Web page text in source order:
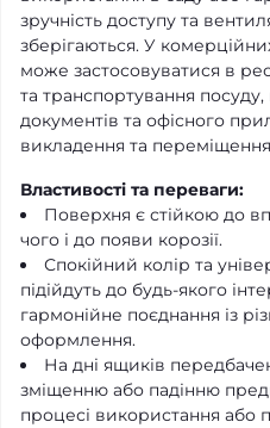
зручність доступу та
зберігаються. У
може застосовуватися в
та транспортування
документів та офісного
викладення та
Властивості та переваги:
Поверхня є стійкою до
чого і до появи корозії.
Спокійний колір та
підійдуть до будь-якого
гармонійне поєднання із
оформлення.
На дні ящиків
зміщенню або падінню
процесі використання або